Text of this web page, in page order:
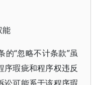
能
的“忽略不计条款”虽
序瑕疵和程序权违反